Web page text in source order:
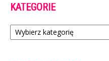
KATEGORIE
Kategorie